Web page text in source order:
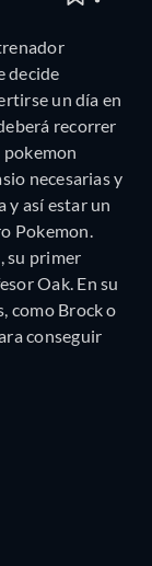
decide
un día en
recorrer
necesarias y
y así estar un
Pokemon.
su primer
Oak. En su
como Brock o
conseguir